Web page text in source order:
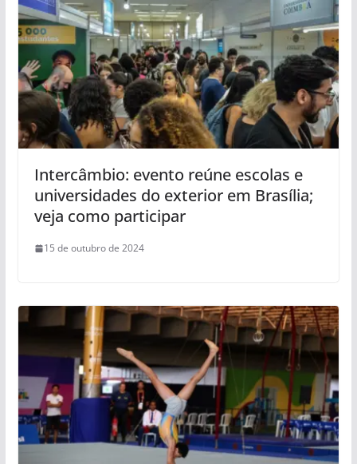
Intercâmbio: evento reúne escolas e
universidades do exterior em Brasília;
veja como participar
15 de outubro de 2024